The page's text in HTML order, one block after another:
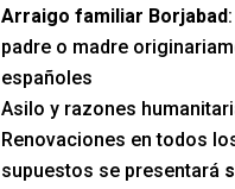
Arraigo familiar Borjabad
padre o madre
españoles
Asilo y razones
Renovaciones en todos
supuestos se presentará